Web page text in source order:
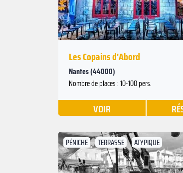
Les Copains d'Abord
Nantes (44000)
Nombre de places : 10-100 pers.
VOIR
PÉNICHE TERRASSE ATYPIQUE